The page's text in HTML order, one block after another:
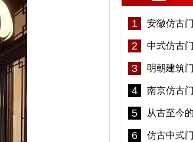
1
2
3
4
5
6